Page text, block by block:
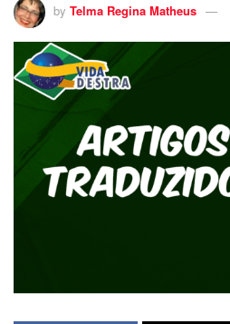
by Telma Regina Matheus